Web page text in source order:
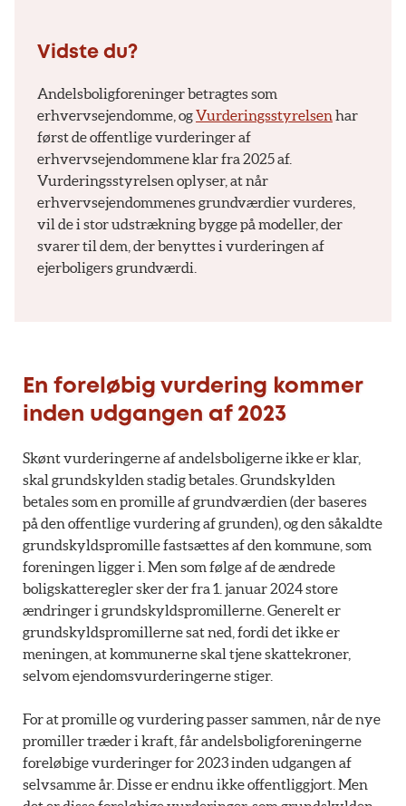
Vidste du?
Andelsboligforeninger betragtes som
erhvervsejendomme, ogVurderingsstyrelsen har
først de offentlige vurderinger af
erhvervsejendommene klar fra 2025 af.
Vurderingsstyrelsen oplyser, at når
erhvervsejendommenes grundværdier vurderes,
vil de i stor udstrækning bygge på modeller, der
svarer til dem, der benyttes i vurderingen af
ejerboligers grundværdi.
En foreløbig vurdering kommer
inden udgangen af 2023
Skønt vurderingerne af andelsboligerne ikke er klar,
skal grundskylden stadig betales. Grundskylden
betales som en promille af grundværdien (der baseres
på den offentlige vurdering af grunden), og den såkaldte
grundskyldspromille fastsættes af den kommune, som
foreningen ligger i. Men som følge af de ændrede
boligskatteregler sker der fra 1. januar 2024 store
ændringer i grundskyldspromillerne. Generelt er
grundskyldspromillerne sat ned, fordi det ikke er
meningen, at kommunerne skal tjene skattekroner,
selvom ejendomsvurderingerne stiger.
For at promille og vurdering passer sammen, når de nye
promiller træder i kraft, får andelsboligforeningerne
foreløbige vurderinger for 2023 inden udgangen af
selvsamme år. Disse er endnu ikke offentliggjort. Men